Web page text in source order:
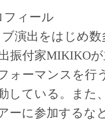
フィール
ブ演出をはじめ
振付家MIKIKO
ォーマンスを行
している。また
ーに参加するな